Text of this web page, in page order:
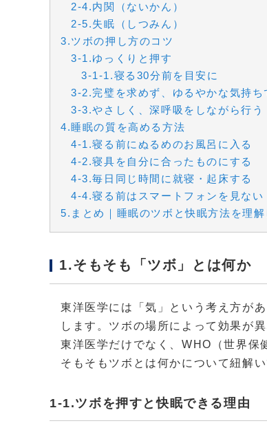
2-4.内関（ないかん）
2-5.失眠（しつみん）
3.ツボの押し方のコツ
3-1.ゆっくりと押す
3-1-1.寝る30分前を目安に
3-2.完璧を求めず、ゆるやかな気持ち
3-3.やさしく、深呼吸をしながら行う
4.睡眠の質を高める方法
4-1.寝る前にぬるめのお風呂に入る
4-2.寝具を自分に合ったものにする
4-3.毎日同じ時間に就寝・起床する
4-4.寝る前はスマートフォンを見ない
5.まとめ｜睡眠のツボと快眠方法を理
1.そもそも「ツボ」とは何か
東洋医学には「気」という考え方が
します。ツボの場所によって効果が
東洋医学だけでなく、WHO（世界保
そもそもツボとは何かについて紐解い
1-1.ツボを押すと快眠できる理由